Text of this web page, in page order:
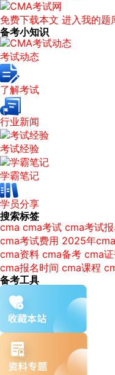
免费下载本文 进入我的题
备考小知识
考试动态
了解考试
行业新闻
考试经验
学霸笔记
学员分享
搜索标签
cma cma考试 cma考试报
cma考试费用 2025年
cma资料 cma备考 cma
cma报名时间 cma课程
备考工具